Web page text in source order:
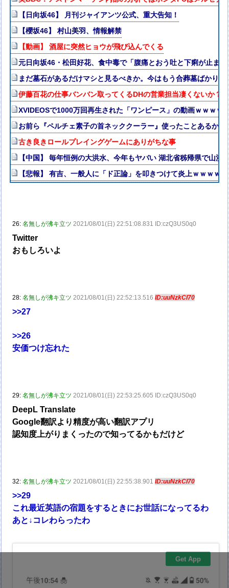
【日向坂46】 月刊ジャイアンツ公式、重大告知！
【櫻坂46】 村山美羽、情報解禁
【動画】 酒屋に突然ヒョウが飛び込んでくる
元日向坂46・松田好花、食中毒で「腹痛とおう吐と下痢が止ま
まだ墓石があるだけマシと見るべきか。今はもう合葬墓ばかり
伊藤百花の仕事バンバン取ってくるDHの営業担当凄くないか？
XVIDEOSで1000万回再生された「ワンピース」の動画ｗｗｗｗ
お前ら『ペルチェ素子の首ネッククーラー』使ったことあるか？
古き良きロールプレイングゲームにありがちな事
【中国】 毎年恒例の大洪水、今年もヤバい 湖北省秭帰県で山
【悲報】 有吉、一般人に「ド正論」を叩きつけて炎上ｗｗｗｗ
26:名無しが沸キ立ツ 2021/08/01(日) 22:51:08.831 ID:czQ3US0q0
Twitter
おもしろいよ
28:名無しが沸キ立ツ 2021/08/01(日) 22:52:13.516ID:uuNzkCI70
>>27
>>26
安価つけ忘れた
29:名無しが沸キ立ツ 2021/08/01(日) 22:53:25.605 ID:czQ3US0q0
DeepL Translate
Google翻訳より精度が高い翻訳アプリ
認知度上がりまくったので知ってるかもだけど
32:名無しが沸キ立ツ 2021/08/01(日) 22:55:38.901ID:uuNzkCI70
>>29
これ最近英語の宿題をするときにお世話になってるわ
あと↓コレわらったわ